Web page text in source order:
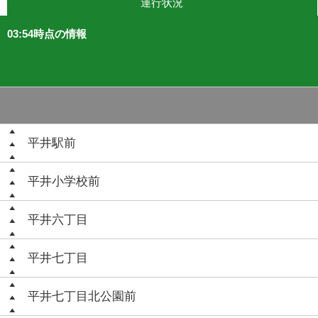
運行状況
03:54時点の情報
平井駅前
平井小学校前
平井六丁目
平井七丁目
平井七丁目北公園前